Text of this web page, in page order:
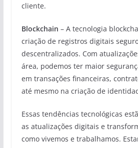
cliente.
Blockchain – A tecnologia
criação de registros digitais
descentralizados. Com
área, podemos ter maior
em transações financeiras,
até mesmo na criação de
Essas tendências tecnológicas
as atualizações digitais e
como vivemos e trabalhamos.